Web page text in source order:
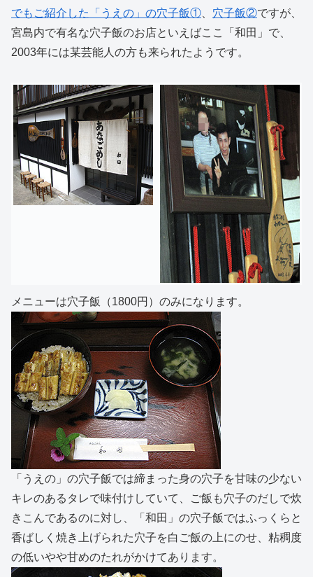
でもご紹介した「うえの」の穴子飯①
穴子飯②ですが、
宮島内で有名な穴子飯のお店といえばここ「和田」で、
2003年には某芸能人の方も来られたようです。
メニューは穴子飯（1800円）のみになります。
「うえの」の穴子飯では締まった身の穴子を甘味の少ない
キレのあるタレで味付けしていて、ご飯も穴子のだしで炊
きこんであるのに対し、「和田」の穴子飯ではふっくらと
香ばしく焼き上げられた穴子を白ご飯の上にのせ、粘稠度
の低いやや甘めのたれがかけてあります。